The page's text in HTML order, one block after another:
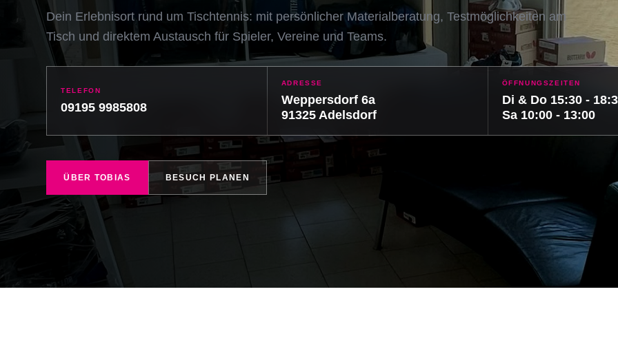
Dein Erlebnisort rund um Tischtennis: mit persönlicher Materialberatung, Testmöglichkeiten am
Tisch und direktem Austausch für Spieler, Vereine und Teams.
TELEFON
09195 9985808
ADRESSE
Weppersdorf 6a
91325 Adelsdorf
ÖFFNUNGSZEITEN
Di & Do 15:30 -
Sa 10:00 - 13:00
ÜBER TOBIAS BESUCH PLANEN